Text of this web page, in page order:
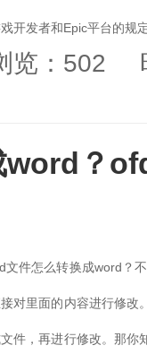
开发者和Epic平台的规
览：502
？
文件怎么转换成word？
对里面的内容进行修改
件，再进行修改。那你